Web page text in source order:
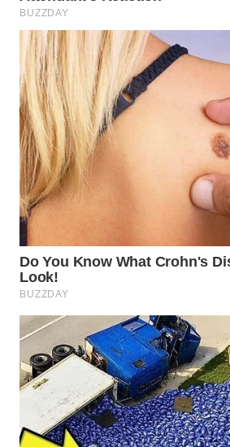
KARAWANG
WN
BEKASI
WN
BOGOR
WN
DEPOK
TAPANULI
UTARA
SAMOSIR
WN
PADANG
LAWAS